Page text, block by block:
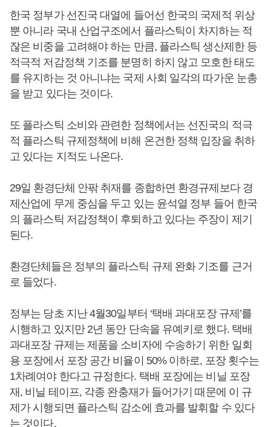
한국 정부가 선진국 대열에 들어선 한국의 국제적 위상
뿐 아니라 국내 산업구조에서 플라스틱이 차지하는 적
잖은 비중을 고려해야 하는 만큼, 플라스틱 생산제한 등
적극적 저감정책 기조를 분명히 하지 않고 모호한 태도
를 유지하는 것 아니냐는 국제 사회 일각의 따가운 눈총
을 받고 있다는 것이다.
또 플라스틱 소비와 관련한 정책에서는 선진국의 적극
적 플라스틱 규제정책에 비해 온건한 정책 입장을 취하
고 있다는 지적도 나온다.
29일 환경단체 안팎 취재를 종합하면 환경규제보다 경
제산업에 무게 중심을 두고 있는 윤석열 정부 들어 한국
의 플라스틱 저감정책이 후퇴하고 있다는 주장이 제기
된다.
환경단체들은 정부의 플라스틱 규제 완화 기조를 근거
로 들었다.
정부는 당초 지난 4월30일부터 ‘택배 과대포장 규제’를
시행하고 있지만 2년 동안 단속을 유예키로 했다. 택배
과대포장 규제는 제품을 소비자에 수송하기 위한 일회
용 포장에서 포장 공간 비율이 50% 이하로, 포장 횟수는
1차례여야 한다고 규정한다. 택배 포장에는 비닐 포장
재, 비닐 테이프, 각종 완충재가 들어가기 때문에 이 규
제가 시행되면 플라스틱 감소에 효과를 발휘할 수 있다
는 것이다.